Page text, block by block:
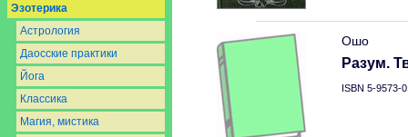
Эзотерика
Астрология
Даосcкие практики
Йога
Классика
Магия, мистика
Ошо
Разум.
ISBN 5-9573-